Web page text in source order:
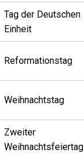
Tag der Deutschen
Einheit
Reformationstag
Weihnachtstag
Zweiter
Weihnachtsfeiertag